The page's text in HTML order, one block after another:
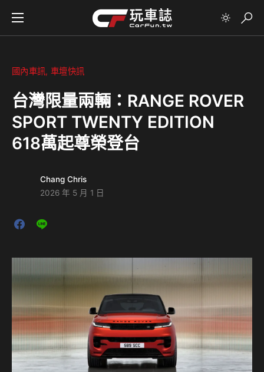
國內車訊 車壇快訊
台灣限量兩輛：RANGE ROVER
SPORT TWENTY EDITION
618萬起尊榮登台
Chang Chris
2026 年 5 月 1 日